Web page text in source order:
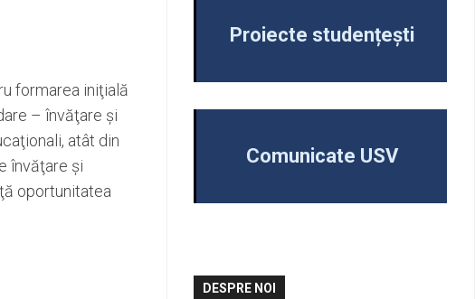
formarea iniţială
– învăţare şi
atât din
învăţare şi
oportunitatea
Proiecte studențești
Comunicate USV
DESPRE NOI